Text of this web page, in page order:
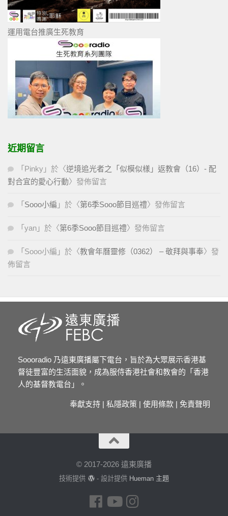
運用電台推廣生死教育
近期留言
「 Pinky 」於〈逆境追光者之「似模似樣」返教會（16）- 配
對合宜的愛心行動〉發佈留言
「 Sooo小編 」於〈第6季Sooo節目巡禮〉發佈留言
「 yan 」於〈第6季Sooo節目巡禮〉發佈留言
「 Sooo小編 」於〈教會年曆靈修（0362） – 敬拜與事奉〉發
佈留言
Soooradio 乃遠東廣播屬下電台，旨於為大眾展示香港基
督徒豐富的生活面貌，成為服侍香港社會和教會的「香港
人的基督教電台」。
奉獻支持 | 私隱政策 | 使用條款 | 免責聲明
© 2017-2026 遠東廣播
技術提供 - 設計提供 Hueman 主題